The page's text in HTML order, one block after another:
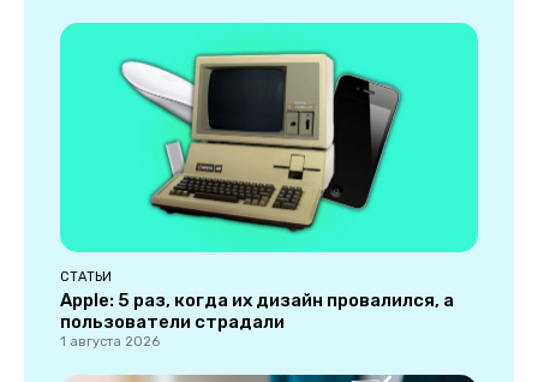
СТАТЬИ
Apple: 5 раз, когда их дизайн провалился, а
пользователи страдали
1 августа 2026